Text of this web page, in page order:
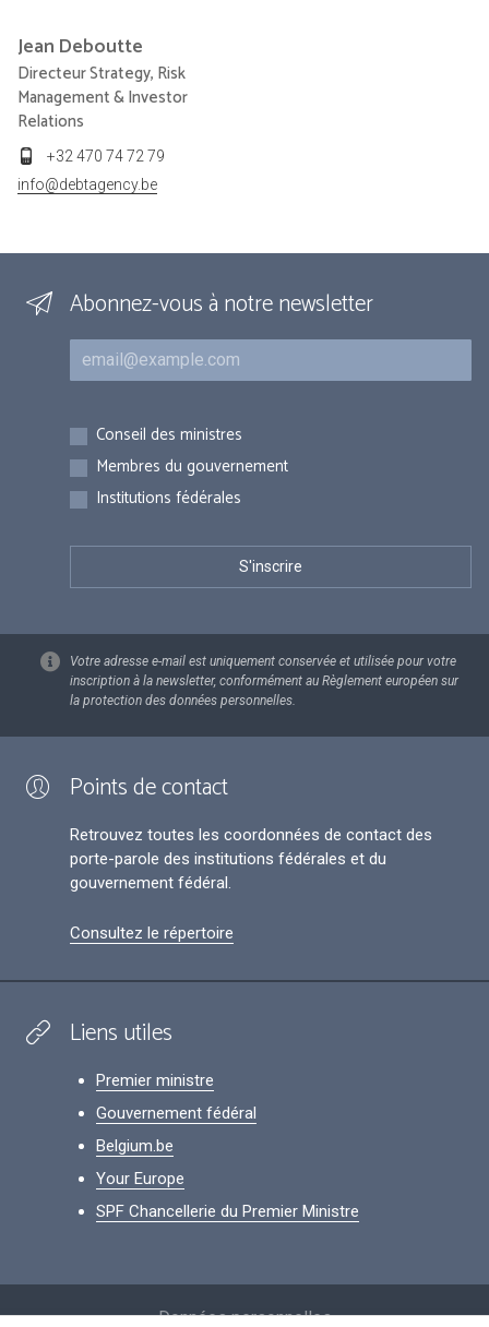
Jean Deboutte
Directeur Strategy, Risk
Management & Investor
Relations
+32 470 74 72 79
info@debtagency.be
Abonnez-vous à notre newsletter
Courriel
Inscriptions
Conseil des ministres
Membres du gouvernement
Institutions fédérales
Votre adresse e-mail est uniquement conservée et utilisée pour votre
inscription à la newsletter, conformément au Règlement européen sur
la protection des données personnelles.
Points de contact
Retrouvez toutes les coordonnées de contact des
porte-parole des institutions fédérales et du
gouvernement fédéral.
Consultez le répertoire
Liens utiles
Premier ministre
Gouvernement fédéral
Belgium.be
Your Europe
SPF Chancellerie du Premier Ministre
Données personnelles